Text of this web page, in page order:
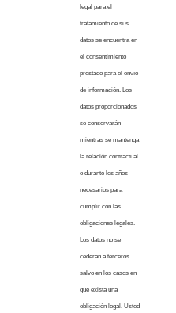
legal para el
tratamiento de sus
datos se encuentra en
el consentimiento
prestado para el envío
de información. Los
datos proporcionados
se conservarán
mientras se mantenga
la relación contractual
o durante los años
necesarios para
cumplir con las
obligaciones legales.
Los datos no se
cederán a terceros
salvo en los casos en
que exista una
obligación legal. Usted